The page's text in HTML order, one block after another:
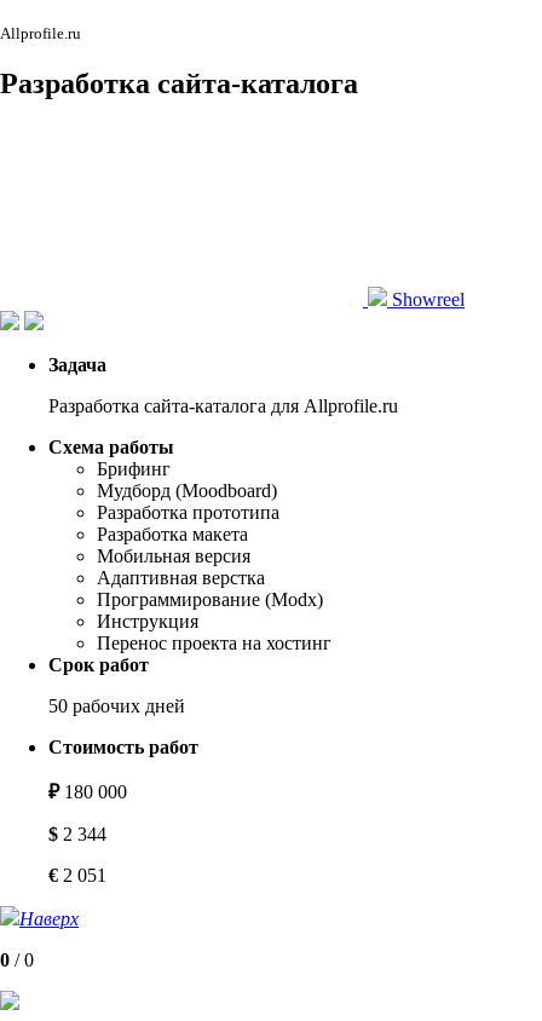
Allprofile.ru
Разработка сайта-каталога
Showreel
Задача
Разработка сайта-каталога для Allprofile.ru
Схема работы
Брифинг
Мудборд (Moodboard)
Разработка прототипа
Разработка макета
Мобильная версия
Адаптивная верстка
Программирование (Modx)
Инструкция
Перенос проекта на хостинг
Срок работ
50 рабочих дней
Стоимость работ
₽180 000
$ 2 344
€ 2 051
Наверх
0 /0